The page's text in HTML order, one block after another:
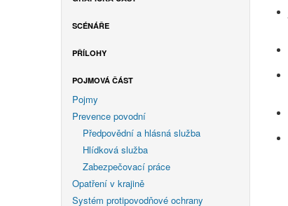
SCÉNÁŘE
PŘÍLOHY
POJMOVÁ ČÁST
Pojmy
Prevence povodní
Předpovědní a hlásná služba
Hlídková služba
Zabezpečovací práce
Opatření v krajině
Systém protipovodňové ochrany